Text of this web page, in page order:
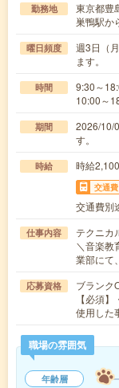
勤務地
東京都豊
巣鴨駅か
曜日頻度
週3日（
ます。
時間
9:30～
10:00～
期間
2026/10/
す。
時給 時給
交通費
交通費別
仕事内容
テクニカ
＼音楽教
業部にて
応募資格
ブランク
【必須
使用した
職場の雰囲気
年齢層